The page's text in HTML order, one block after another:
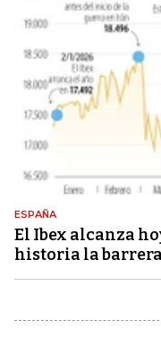
ESPAÑA
El Ibex alcanza
historia la barrera